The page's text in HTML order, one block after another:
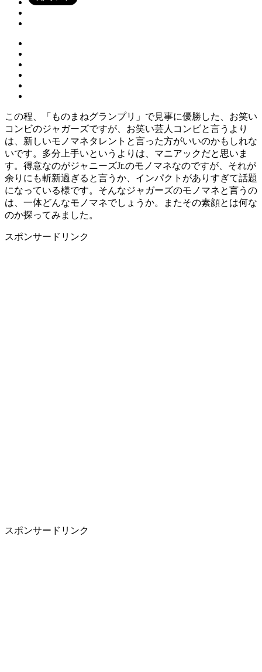
この程、「ものまねグランプリ」で見事に優勝した、お笑い
コンビのジャガーズですが、お笑い芸人コンビと言うより
は、新しいモノマネタレントと言った方がいいのかもしれな
いです。多分上手いというよりは、マニアックだと思いま
す。得意なのがジャニーズJr.のモノマネなのですが、それが
余りにも斬新過ぎると言うか、インパクトがありすぎて話題
になっている様です。そんなジャガーズのモノマネと言うの
は、一体どんなモノマネでしょうか。またその素顔とは何な
のか探ってみました。
スポンサードリンク
スポンサードリンク